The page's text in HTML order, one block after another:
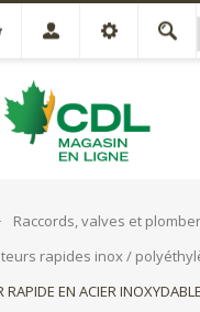
Raccords, valves et
rapides inox /
RAPIDE EN ACIER